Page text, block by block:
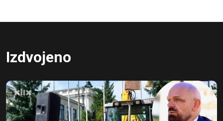
Izdvojeno